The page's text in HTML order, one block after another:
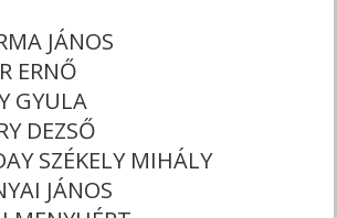
JÁNOS
ERNŐ
GYULA
DEZSŐ
SZÉKELY MIHÁLY
JÁNOS